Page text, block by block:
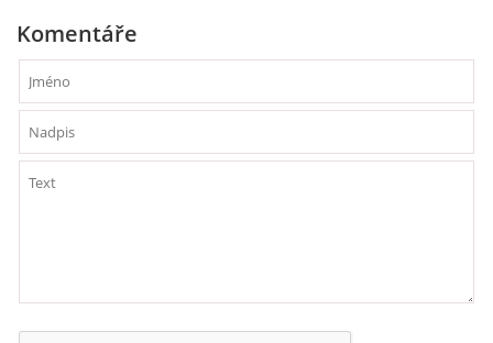
VÝTVARNÉ AKTIVITY - PODZIM
VÝTVARNÉ AKTIVITY - ZIMA
PÍSNĚ K TÉMATU JARO
Komentáře